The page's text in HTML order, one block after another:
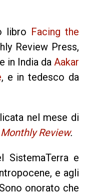
libro Facing the
Review Press,
in India da Aakar
, e in tedesco da
nel mese di
Monthly Review.
e
e agli
onorato che